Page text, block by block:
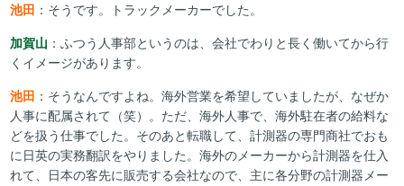
池田 ：そうです。トラックメーカーでした。
加賀山 ：ふつう人事部というのは、会社でわりと長く働いてから行
くイメージがあります。
池田 ：そうなんですよね。海外営業を希望していましたが、なぜか
人事に配属されて（笑）。ただ、海外人事で、海外駐在者の給料な
どを扱う仕事でした。そのあと転職して、計測器の専門商社でおも
に日英の実務翻訳をやりました。海外のメーカーから計測器を仕入
れて、日本の客先に販売する会社なので、主に各分野の計測器メー